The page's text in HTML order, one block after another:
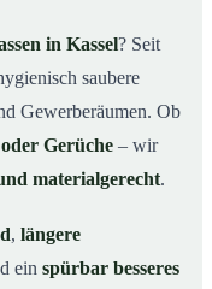
in Kassel
in Kassel? Seit
saubere
Gewerberäumen. Ob
Gerüche – wir
materialgerecht.
, längere
ein spürbar besseres